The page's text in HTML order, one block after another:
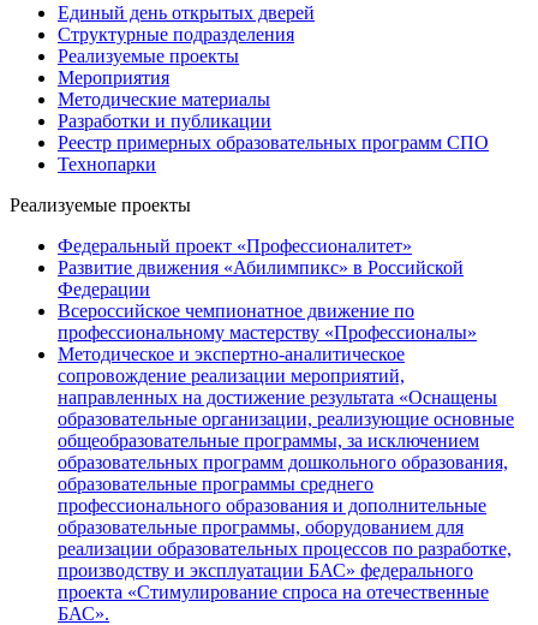
Единый день открытых дверей
Структурные подразделения
Реализуемые проекты
Мероприятия
Методические материалы
Разработки и публикации
Реестр примерных образовательных программ СПО
Технопарки
Реализуемые проекты
Федеральный проект «Профессионалитет»
Развитие движения «Абилимпикс» в Российской
Федерации
Всероссийское чемпионатное движение по
профессиональному мастерству «Профессионалы»
Методическое и экспертно-аналитическое
сопровождение реализации мероприятий,
направленных на достижение результата «Оснащены
образовательные организации, реализующие основные
общеобразовательные программы, за исключением
образовательных программ дошкольного образования,
образовательные программы среднего
профессионального образования и дополнительные
образовательные программы, оборудованием для
реализации образовательных процессов по разработке,
производству и эксплуатации БАС» федерального
проекта «Стимулирование спроса на отечественные
БАС».